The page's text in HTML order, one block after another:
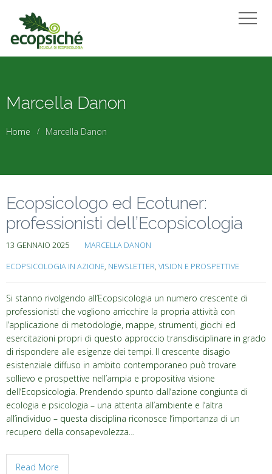
Marcella Danon
Home Marcella Danon
Ecopsicologo ed Ecotuner:
professionisti dell’Ecopsicologia
13 GENNAIO 2025 MARCELLA DANON
ECOPSICOLOGIA IN AZIONE, NEWSLETTER, VISION E PROSPETTIVE
Si stanno rivolgendo all’Ecopsicologia un numero crescente di
professionisti che vogliono arricchire la propria attività con
l’applicazione di metodologie, mappe, strumenti, giochi ed
esercitazioni propri di questo approccio transdisciplinare in grado
di rispondere alle esigenze dei tempi. Il crescente disagio
esistenziale diffuso in ambito contemporaneo può trovare
sollievo e prospettive nell’ampia e propositiva visione
dell’Ecopsicologia. Prendendo spunto dall’azione congiunta di
ecologia e psicologia – una attenta all’ambiente e l’altra
all’individuo – questa disciplina riconosce l’importanza di un
recupero della consapevolezza…
Read More